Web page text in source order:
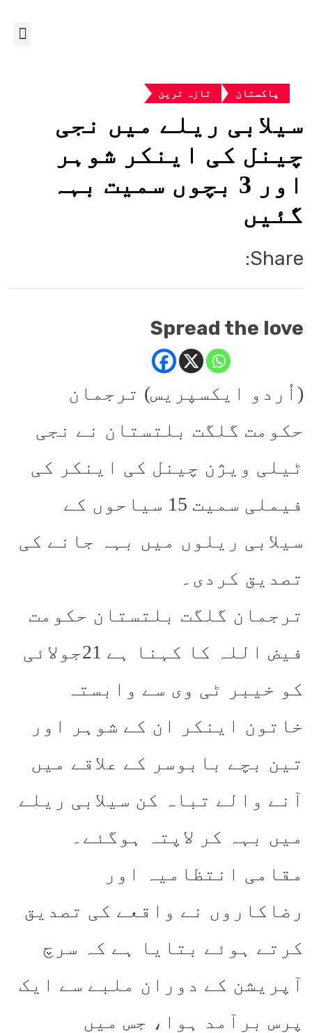
پاکستان تازہ ترین
سیلابی ریلے میں نجی
چینل کی اینکر شوہر
اور 3 بچوں سمیت بہہ
گئیں
Share:
Spread the love
(اُردو ایکسپریس) ترجمان
حکومت گلگت بلتستان نے نجی
ٹیلی ویژن چینل کی اینکر کی
فیملی سمیت 15 سیاحوں کے
سیلابی ریلوں میں بہہ جانے کی
تصدیق کردی۔
ترجمان گلگت بلتستان حکومت
فیض اللہ کا کہنا ہے 21جولائی
کو خیبر ٹی وی سے وابستہ
خاتون اینکر ان کے شوہر اور
تین بچے بابوسر کے علاقے میں
آنے والے تباہ کن سیلابی ریلے
میں بہہ کر لاپتہ ہوگئے۔
مقامی انتظامیہ اور
رضاکاروں نے واقعے کی تصدیق
کرتے ہوئے بتایا ہے کہ سرچ
آپریشن کے دوران ملبے سے ایک
پرس برآمد ہوا، جس میں